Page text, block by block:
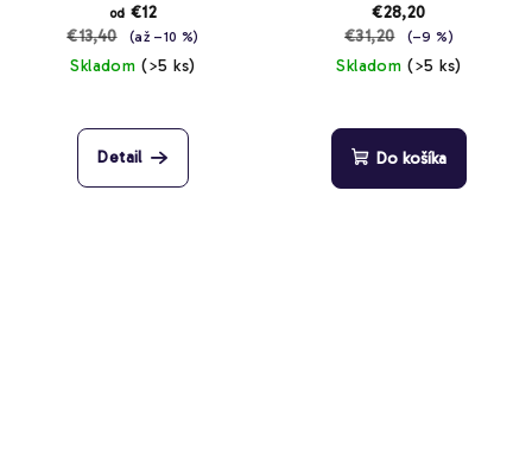
od €12
€13,40
(až –10 %)
Skladom (>5 ks)
hodnotenie
produktu
Detail
€28,20
€31,20
(–9 %)
Skladom (>5 ks)
Do košíka